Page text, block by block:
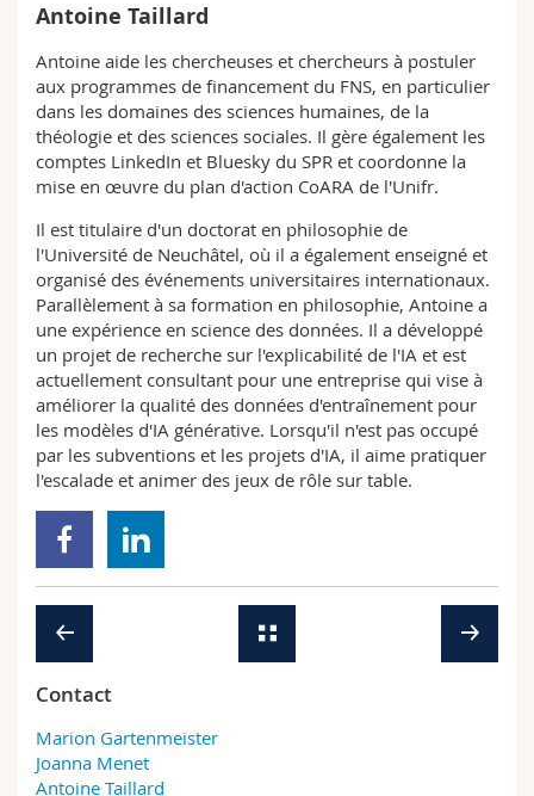
Antoine Taillard
Antoine aide les chercheuses et chercheurs à postuler
aux programmes de financement du FNS, en particulier
dans les domaines des sciences humaines, de la
théologie et des sciences sociales. Il gère également les
comptes LinkedIn et Bluesky du SPR et coordonne la
mise en œuvre du plan d'action CoARA de l'Unifr.
Il est titulaire d'un doctorat en philosophie de
l'Université de Neuchâtel, où il a également enseigné et
organisé des événements universitaires internationaux.
Parallèlement à sa formation en philosophie, Antoine a
une expérience en science des données. Il a développé
un projet de recherche sur l'explicabilité de l'IA et est
actuellement consultant pour une entreprise qui vise à
améliorer la qualité des données d'entraînement pour
les modèles d'IA générative. Lorsqu'il n'est pas occupé
par les subventions et les projets d'IA, il aime pratiquer
l'escalade et animer des jeux de rôle sur table.
Contact
Marion Gartenmeister
Joanna Menet
Antoine Taillard